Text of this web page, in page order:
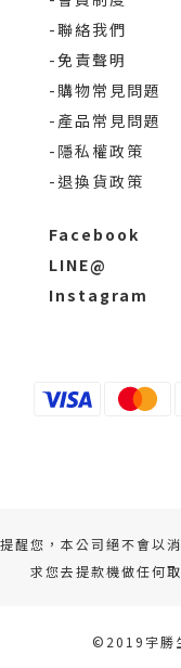
-聯絡我們
-免責聲明
-購物常見問題
-產品常見問題
-隱私權政策
-退換貨政策
Facebook
LINE@
Instagram
提醒您，本公司絕不會以
求您去提款機做任何
©2019宇勝